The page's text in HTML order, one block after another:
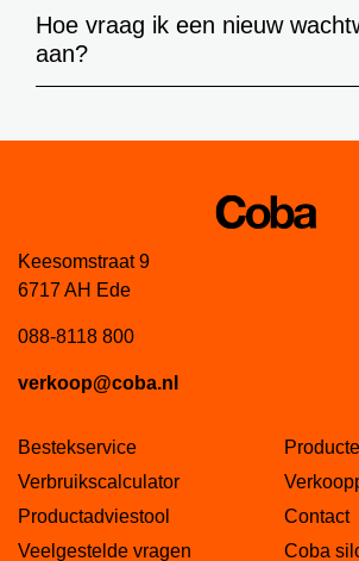
Bereikbaarheid tijdens de bouwvak!
Welkom bij Mijn Coba!
Coba CTA180 extra flexibel S2
Nieuw! Coba CTM690 lichtgewicht
Juich mee als een echte Coboy!
Over Coba
Hoe vraag ik een nieuw
aan?
Keesomstraat 9
6717 AH Ede
088-8118 800
verkoop@coba.nl
Bestekservice
Verbruikscalculator
Productadviestool
Veelgestelde vragen
Contact
Coba